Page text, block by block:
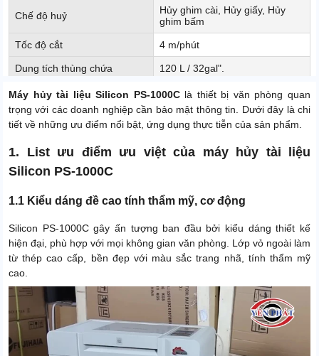
Chế độ huỷ
Hủy ghim cài, Hủy giấy, Hủy
ghim bấm
Tốc độ cắt 4 m/phút
Dung tích thùng chứa 120 L / 32gal".
Chiều rộng cắt lớn nhất 310mm
Bánh xe Có
Trọng lượng sản phẩm
Công nghệ Mỹ
Trọng lượng đóng gói 105kg
Xuất xứ
Quốc
Điện áp 220V - 50Hz
Độ ồn 58 dB
Máy hủy tài liệu Silicon PS-1000Clà thiết bị văn phòng quan
trọng với các doanh nghiệp cần bảo mật thông tin. Dưới đây là chi
tiết về những ưu điểm nổi bật, ứng dụng thực tiễn của sản phẩm.
1. List ưu điểm ưu việt của máy hủy tài liệu
Silicon PS-1000C
1.1 Kiểu dáng đề cao tính thẩm mỹ, cơ động
Silicon PS-1000C gây ấn tượng ban đầu bởi kiểu dáng thiết kế
hiện đại, phù hợp với mọi không gian văn phòng. Lớp vỏ ngoài làm
từ thép cao cấp, bền đẹp với màu sắc trang nhã, tính thẩm mỹ
cao.